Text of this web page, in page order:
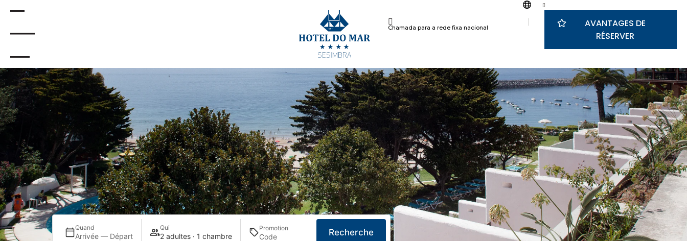
Chamada para a rede fixa nacional
AVANTAGES DE
RÉSERVER
Quand
Arrivée — Départ
Qui
2 adultes · 1 chambre
Promotion Recherche